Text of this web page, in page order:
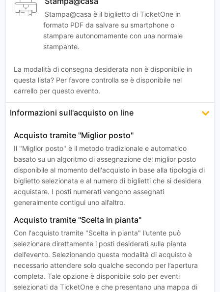
Stampa@casa è il biglietto di TicketOne in
formato PDF da salvare su smartphone o
stampare autonomamente con una normale
stampante.
La modalità di consegna desiderata non è disponibile in
questa lista? Per favore controlla se è disponibile nel
carrello per questo evento.
Informazioni sull'acquisto on line
Acquisto tramite "Miglior posto"
Il "Miglior posto" è il metodo tradizionale e automatico
basato su un algoritmo di assegnazione del miglior posto
disponibile al momento dell'acquisto in base alla tipologia di
biglietto selezionata e al numero di biglietti che si desidera
acquistare. I posti numerati vengono assegnati
generalmente contigui uno all’altro.
Acquisto tramite "Scelta in pianta"
Con l'acquisto tramite "Scelta in pianta" l'utente può
selezionare direttamente i posti desiderati sulla pianta
dell’evento. Selezionando questa modalità di acquisto è
necessario attendere solo qualche secondo per l’apertura
completa. Tale opzione è disponibile solo per eventi
selezionati da TicketOne e che presentano una mappa di